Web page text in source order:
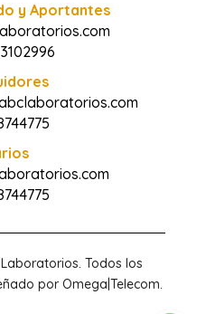
y Aportantes
Todos los
por Omega|Telecom.